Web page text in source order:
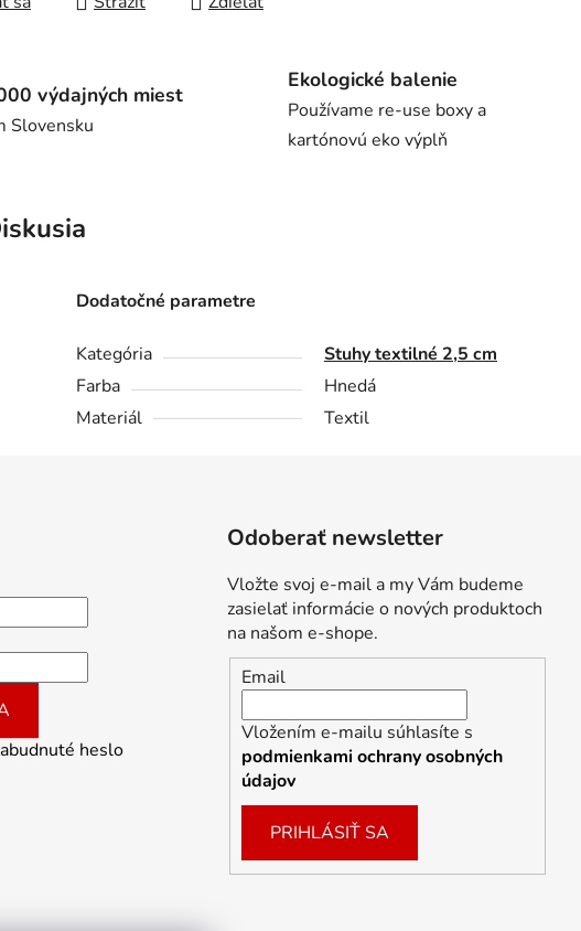
výdajných miest
Slovensku
Ekologické balenie
Používame re-use boxy a
kartónovú eko výplň
Dodatočné parametre
Kategória
Stuhy textilné 2,5 cm
Farba
Hnedá
Materiál
Textil
heslo
Odoberať newsletter
Vložte svoj e-mail a my Vám budeme
zasielať informácie o nových produktoch
na našom e-shope.
Email
Vložením e-mailu súhlasíte s
podmienkami ochrany osobných
údajov
PRIHLÁSIŤ SA